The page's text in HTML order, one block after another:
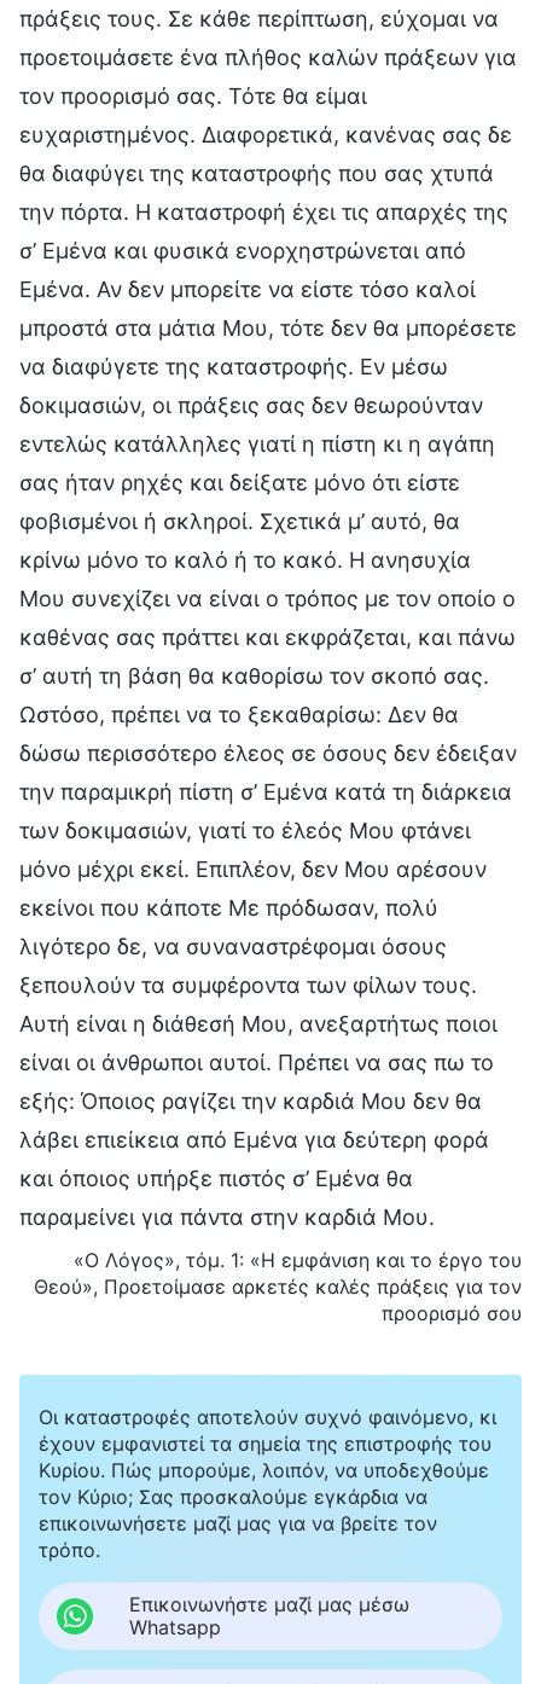
πράξεις τους. Σε κάθε περίπτωση, εύχομαι να
προετοιμάσετε ένα πλήθος καλών πράξεων για
τον προορισμό σας. Τότε θα είμαι
ευχαριστημένος. Διαφορετικά, κανένας σας δε
θα διαφύγει της καταστροφής που σας χτυπά
την πόρτα. Η καταστροφή έχει τις απαρχές της
σ’ Εμένα και φυσικά ενορχηστρώνεται από
Εμένα. Αν δεν μπορείτε να είστε τόσο καλοί
μπροστά στα μάτια Μου, τότε δεν θα μπορέσετε
να διαφύγετε της καταστροφής. Εν μέσω
δοκιμασιών, οι πράξεις σας δεν θεωρούνταν
εντελώς κατάλληλες γιατί η πίστη κι η αγάπη
σας ήταν ρηχές και δείξατε μόνο ότι είστε
φοβισμένοι ή σκληροί. Σχετικά μ’ αυτό, θα
κρίνω μόνο το καλό ή το κακό. Η ανησυχία
Μου συνεχίζει να είναι ο τρόπος με τον οποίο ο
καθένας σας πράττει και εκφράζεται, και πάνω
σ’ αυτή τη βάση θα καθορίσω τον σκοπό σας.
Ωστόσο, πρέπει να το ξεκαθαρίσω: Δεν θα
δώσω περισσότερο έλεος σε όσους δεν έδειξαν
την παραμικρή πίστη σ’ Εμένα κατά τη διάρκεια
των δοκιμασιών, γιατί το έλεός Μου φτάνει
μόνο μέχρι εκεί. Επιπλέον, δεν Μου αρέσουν
εκείνοι που κάποτε Με πρόδωσαν, πολύ
λιγότερο δε, να συναναστρέφομαι όσους
ξεπουλούν τα συμφέροντα των φίλων τους.
Αυτή είναι η διάθεσή Μου, ανεξαρτήτως ποιοι
είναι οι άνθρωποι αυτοί. Πρέπει να σας πω το
εξής: Όποιος ραγίζει την καρδιά Μου δεν θα
λάβει επιείκεια από Εμένα για δεύτερη φορά
και όποιος υπήρξε πιστός σ’ Εμένα θα
παραμείνει για πάντα στην καρδιά Μου.
«Ο Λόγος», τόμ. 1: «Η εμφάνιση και το έργο του
Θεού», Προετοίμασε αρκετές καλές πράξεις για τον
προορισμό σου
Οι καταστροφές αποτελούν συχνό φαινόμενο, κι
έχουν εμφανιστεί τα σημεία της επιστροφής του
Κυρίου. Πώς μπορούμε, λοιπόν, να υποδεχθούμε
τον Κύριο; Σας προσκαλούμε εγκάρδια να
επικοινωνήσετε μαζί μας για να βρείτε τον
τρόπο.
Επικοινωνήστε μαζί μας μέσω
Whatsapp